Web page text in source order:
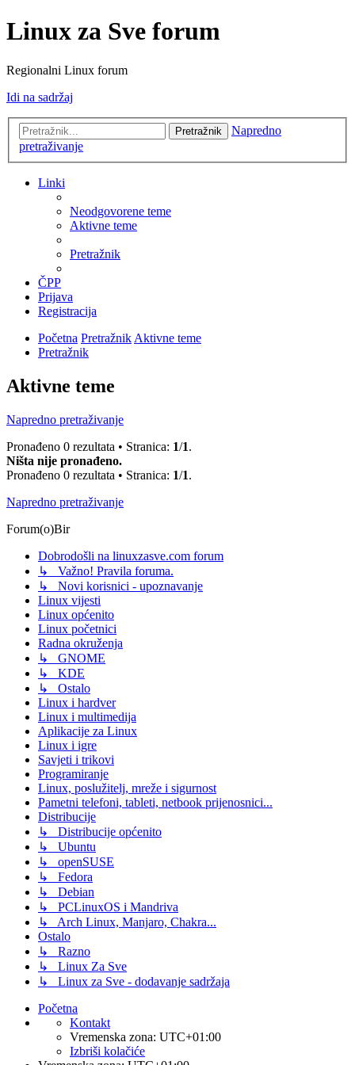
Linux za Sve forum
Regionalni Linux forum
Idi na sadržaj
Pretražnik
Napredno
pretraživanje
Linki
Neodgovorene teme
Aktivne teme
Pretražnik
ČPP
Prijava
Registracija
Početna PretražnikAktivne teme
Pretražnik
Aktivne teme
Napredno pretraživanje
Pronađeno 0 rezultata • Stranica: 1/1.
Ništa nije pronađeno.
Pronađeno 0 rezultata • Stranica: 1/1.
Napredno pretraživanje
Forum(o)Bir
Dobrodošli na linuxzasve.com forum
↳ Važno! Pravila foruma.
↳ Novi korisnici - upoznavanje
Linux vijesti
Linux općenito
Linux početnici
Radna okruženja
↳ GNOME
↳ KDE
↳ Ostalo
Linux i hardver
Linux i multimedija
Aplikacije za Linux
Linux i igre
Savjeti i trikovi
Programiranje
Linux, poslužitelj, mreže i sigurnost
Pametni telefoni, tableti, netbook prijenosnici...
Distribucije
↳ Distribucije općenito
↳ Ubuntu
↳ openSUSE
↳ Fedora
↳ Debian
↳ PCLinuxOS i Mandriva
↳ Arch Linux, Manjaro, Chakra...
Ostalo
↳ Razno
↳ Linux Za Sve
↳ Linux za Sve - dodavanje sadržaja
Početna
Kontakt
Vremenska zona: UTC+01:00
Izbriši kolačiće